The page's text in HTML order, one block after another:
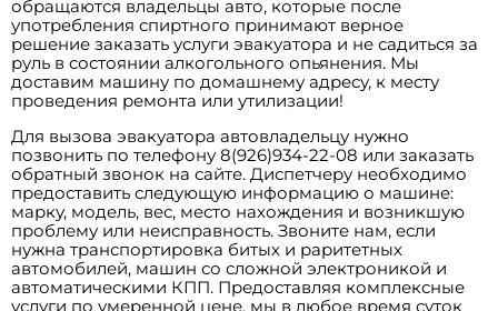
обращаются владельцы авто, которые после
употребления спиртного принимают верное
решение заказать услуги эвакуатора и не садиться за
руль в состоянии алкогольного опьянения. Мы
доставим машину по домашнему адресу, к месту
проведения ремонта или утилизации!
Для вызова эвакуатора автовладельцу нужно
позвонить по телефону 8(926)934-22-08 или заказать
обратный звонок на сайте. Диспетчеру необходимо
предоставить следующую информацию о машине:
марку, модель, вес, место нахождения и возникшую
проблему или неисправность. Звоните нам, если
нужна транспортировка битых и раритетных
автомобилей, машин со сложной электроникой и
автоматическими КПП. Предоставляя комплексные
услуги по умеренной цене, мы в любое время суток